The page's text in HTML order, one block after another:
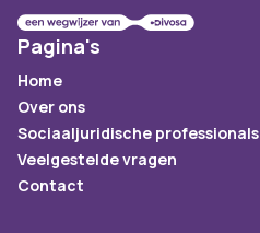
Pagina's
Home
Over ons
Sociaaljuridische professionals
Veelgestelde vragen
Contact